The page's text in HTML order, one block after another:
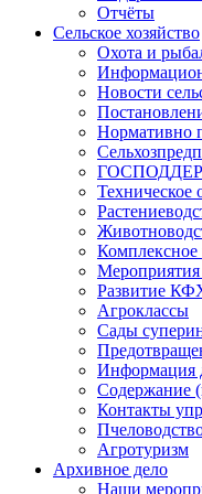
Отчёты
Сельское хозяйство
Охота и
Новости
Нормативно
Техническое
Комплексное
Мероприятия
Развитие
Агроклассы
Сады
Информация
Содержание
Контакты
Агротуризм
Архивное дело
Наши